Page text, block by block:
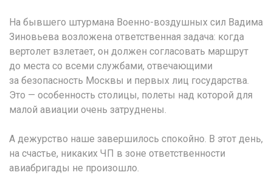
На бывшего штурмана Военно-воздушных сил Вадима
Зиновьева возложена ответственная задача: когда
вертолет взлетает, он должен согласовать маршрут
до места со всеми службами, отвечающими
за безопасность Москвы и первых лиц государства.
Это — особенность столицы, полеты над которой для
малой авиации очень затруднены.
А дежурство наше завершилось спокойно. В этот день,
на счастье, никаких ЧП в зоне ответственности
авиабригады не произошло.